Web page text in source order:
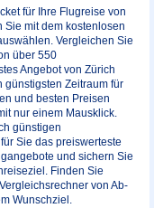
für Ihre Flugreise von
Sie mit dem kostenlosen
Vergleichen Sie
über 550
Angebot von Zürich
günstigsten Zeitraum für
und besten Preisen
nur einem Mausklick.
günstigen
Sie das preiswerteste
und sichern Sie
Finden Sie
von Ab-
Wunschziel.